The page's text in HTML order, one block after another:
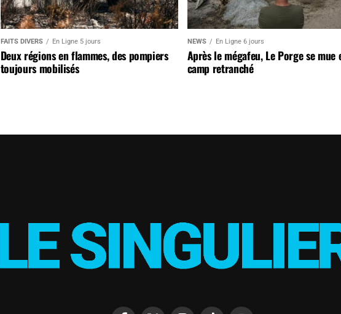
FAITS DIVERS En Ligne 5 jours
Deux régions en flammes, des pompiers
toujours mobilisés
NEWS En Ligne 6 jours
Après le mégafeu, Le Porge se mue
camp retranché